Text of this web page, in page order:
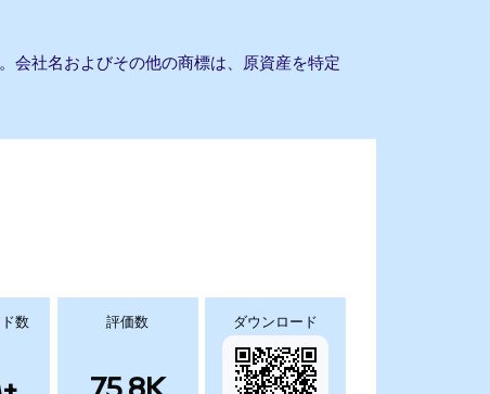
会社名およびその他の商標は、原資産を特定
数 評価数 ダウンロード